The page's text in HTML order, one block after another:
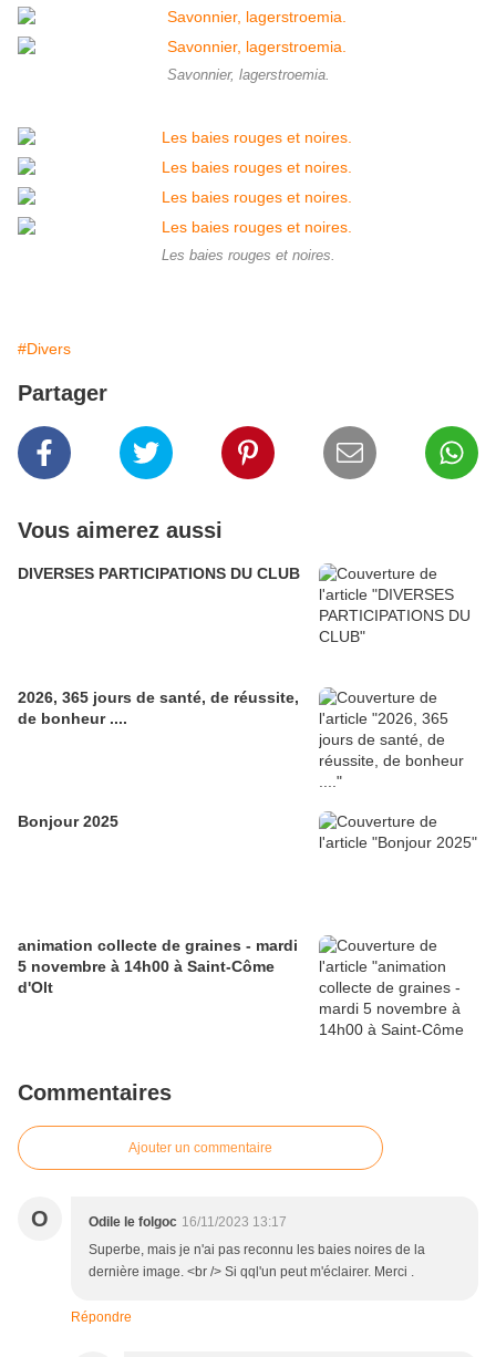
Savonnier, lagerstroemia.
Les baies rouges et noires.
#Divers
Partager
Vous aimerez aussi
DIVERSES PARTICIPATIONS DU CLUB
2026, 365 jours de santé, de réussite,
de bonheur ....
Bonjour 2025
animation collecte de graines - mardi
5 novembre à 14h00 à Saint-Côme
d'Olt
Commentaires
Ajouter un commentaire
O Odile le folgoc 16/11/2023 13:17
Superbe, mais je n'ai pas reconnu les baies noires de la
dernière image. <br /> Si qql'un peut m'éclairer. Merci .
Répondre